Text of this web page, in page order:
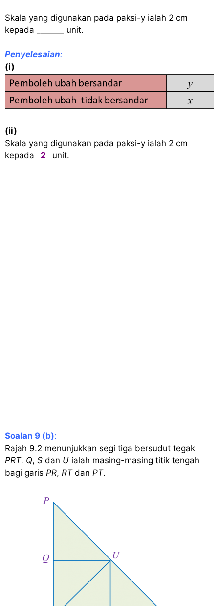
Skala yang digunakan pada paksi-y ialah 2 cm
kepada _______ unit.
Penyelesaian:
(i)
(ii)
Skala yang digunakan pada paksi-y ialah 2 cm
kepada
2 unit.
Soalan 9 (b):
Rajah 9.2 menunjukkan segi tiga bersudut tegak
PRT. Q, S dan U ialah masing-masing titik tengah
bagi garis PR, RTdan PT.